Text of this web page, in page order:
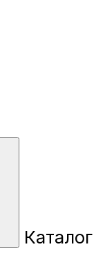
Каталог